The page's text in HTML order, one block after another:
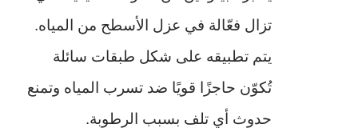
تزال فعّالة في عزل الأسطح من المياه.
يتم تطبيقه على شكل طبقات سائلة
تُكوّن حاجزًا قويًا ضد تسرب المياه وتمنع
حدوث أي تلف بسبب الرطوبة.